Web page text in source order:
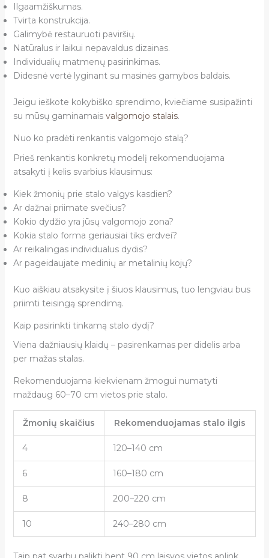
Ilgaamžiškumas.
Tvirta konstrukcija.
Galimybė restauruoti paviršių.
Natūralus ir laikui nepavaldus dizainas.
Individualių matmenų pasirinkimas.
Didesnė vertė lyginant su masinės gamybos baldais.
Jeigu ieškote kokybiško sprendimo, kviečiame susipažinti
su mūsų gaminamais valgomojo stalais.
Nuo ko pradėti renkantis valgomojo stalą?
Prieš renkantis konkretų modelį rekomenduojama
atsakyti į kelis svarbius klausimus:
Kiek žmonių prie stalo valgys kasdien?
Ar dažnai priimate svečius?
Kokio dydžio yra jūsų valgomojo zona?
Kokia stalo forma geriausiai tiks erdvei?
Ar reikalingas individualus dydis?
Ar pageidaujate medinių ar metalinių kojų?
Kuo aiškiau atsakysite į šiuos klausimus, tuo lengviau bus
priimti teisingą sprendimą.
Kaip pasirinkti tinkamą stalo dydį?
Viena dažniausių klaidų – pasirenkamas per didelis arba
per mažas stalas.
Rekomenduojama kiekvienam žmogui numatyti
maždaug 60–70 cm vietos prie stalo.
Žmonių skaičius Rekomenduojamas stalo ilgis
4 120–140 cm
6 160–180 cm
8 200–220 cm
10 240–280 cm